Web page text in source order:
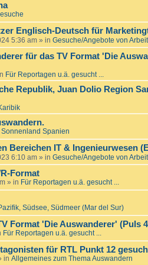
Englisch-Deutsch für
5:36 am » in Gesuche/Angebote von
für das TV Format 'Die
Für Reportagen u.ä. gesucht ...
Republik, Juan Dolio Region
Sonnenland Spanien
Bereichen IT & Ingenieurwesen
6:10 am » in Gesuche/Angebote von
Format
» in Für Reportagen u.ä. gesucht ...
Südsee, Südmeer (Mar del Sur)
Format 'Die Auswanderer' (Puls
Für Reportagen u.ä. gesucht ...
für RTL Punkt 12
in Allgemeines zum Thema Auswandern